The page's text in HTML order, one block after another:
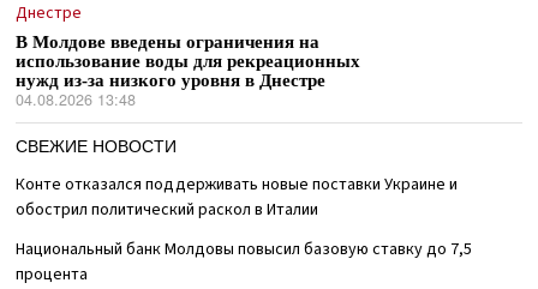
В Молдове введены ограничения на
использование воды для рекреационных
нужд из-за низкого уровня в Днестре
04.08.2026 13:48
СВЕЖИЕ НОВОСТИ
Конте отказался поддерживать новые поставки Украине и
обострил политический раскол в Италии
Национальный банк Молдовы повысил базовую ставку до 7,5
процента